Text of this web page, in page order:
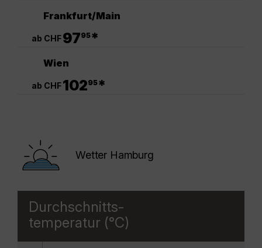
Frankfurt/Main
ab CHF9795*
Wien
ab CHF10295*
Wetter Hamburg
Durchschnitts-
temperatur (°C)